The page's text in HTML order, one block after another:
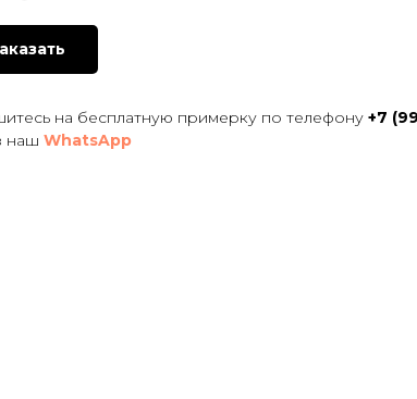
на бесплатную примерку по телефону +7
наш WhatsApp